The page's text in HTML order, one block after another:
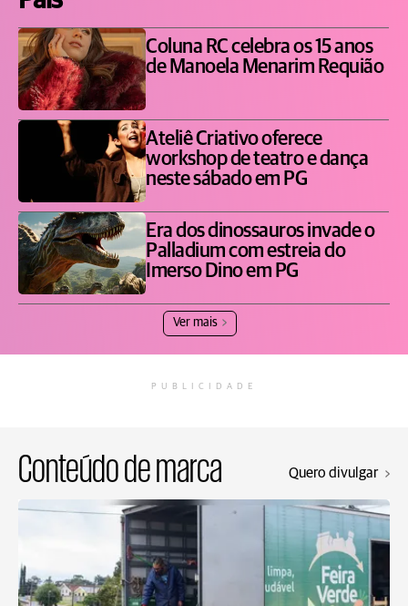
Coluna RC celebra os 15 anos
de Manoela Menarim Requião
Ateliê Criativo oferece
workshop de teatro e dança
neste sábado em PG
Era dos dinossauros invade o
Palladium com estreia do
Imerso Dino em PG
Ver mais
PUBLICIDADE
Conteúdo de marca Quero divulgar